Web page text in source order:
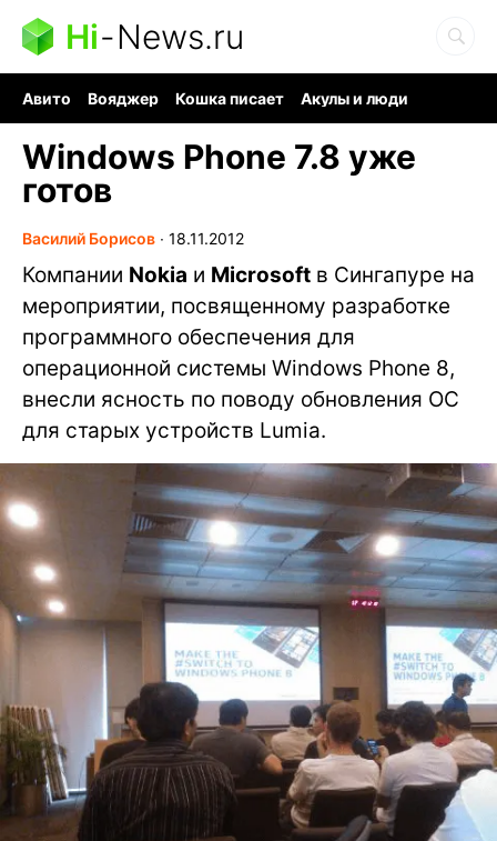
Hi-News.ru
Авито Вояджер Кошка писает
Акулы и люди
Windows Phone 7.8 уже
готов
Василий Борисов ∙ 18.11.2012
Компании Nokia и Microsoft в Сингапуре на
мероприятии, посвященному разработке
программного обеспечения для
операционной системы Windows Phone 8,
внесли ясность по поводу обновления ОС
для старых устройств Lumia.